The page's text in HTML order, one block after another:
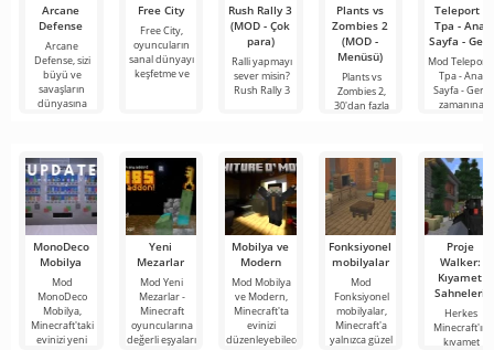
Arcane
Defense
Arcane
Defense, sizi
büyü ve
savaşların
dünyasına
Free City
Free City,
oyuncuların
sanal dünyayı
keşfetme ve
Rush Rally 3
(MOD - Çok
para)
Ralli yapmayı
sever misin?
Rush Rally 3
Plants vs
Zombies 2
(MOD -
Menüsü)
Plants vs
Zombies 2,
30'dan fazla
Teleport -
Tpa - Ana
Sayfa - Geri
Mod Teleport -
Tpa - Ana
Sayfa - Geri,
zamanına
MonoDeco
Mobilya
Mod
MonoDeco
Mobilya,
Minecraft'taki
evinizi yeni
Yeni
Mezarlar
Mod Yeni
Mezarlar -
Minecraft
oyuncularına
değerli eşyaları
Mobilya ve
Modern
Mod Mobilya
ve Modern,
Minecraft'ta
evinizi
düzenleyebileceğiniz
Fonksiyonel
mobilyalar
Mod
Fonksiyonel
mobilyalar,
Minecraft'a
yalnızca güzel
Proje
Walker:
Kıyamet
Sahneleri
Herkes
Minecraft'ın
kıyamet